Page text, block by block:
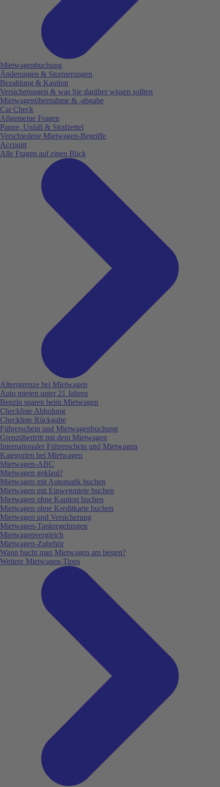
Mietwagenbuchung
Änderungen & Stornierungen
Bezahlung & Kaution
Versicherungen & was Sie darüber wissen sollten
Mietwagenübernahme & -abgabe
Car Check
Allgemeine Fragen
Panne, Unfall & Strafzettel
Verschiedene Mietwagen-Begriffe
Account
Alle Fragen auf einen Blick
Altersgrenze bei Mietwagen
Auto mieten unter 21 Jahren
Benzin sparen beim Mietwagen
Checkliste Abholung
Checkliste Rückgabe
Führerschein und Mietwagenbuchung
Grenzübertritt mit dem Mietwagen
Internationaler Führerschein und Mietwagen
Kategorien bei Mietwagen
Mietwagen-ABC
Mietwagen geklaut?
Mietwagen mit Automatik buchen
Mietwagen mit Einwegmiete buchen
Mietwagen ohne Kaution buchen
Mietwagen ohne Kreditkarte buchen
Mietwagen und Versicherung
Mietwagen-Tankregelungen
Mietwagenvergleich
Mietwagen-Zubehör
Wann bucht man Mietwagen am besten?
Weitere Mietwagen-Tipps